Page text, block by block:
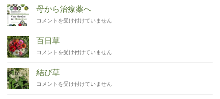
母から治療薬へ
Van
tot
Remedies
は
コメントを受け付けていません
百日草
Zinnia
コメントを受け付けていません
結び草
Duizendknoop
コメントを受け付けていません